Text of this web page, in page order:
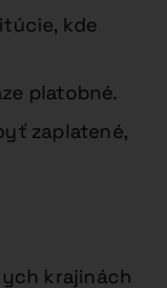
kde
platobné.
zaplatené,
krajinách